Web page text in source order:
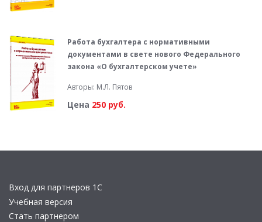
Работа бухгалтера с нормативными
документами в свете нового Федерального
закона «О бухгалтерском учете»
Авторы: М.Л. Пятов
Цена 250 руб.
Вход для партнеров 1С
Учебная версия
Стать партнером